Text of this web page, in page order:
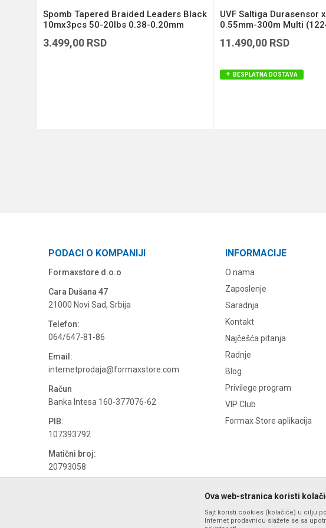
Spomb Tapered Braided Leaders Black
10mx3pcs 50-20lbs 0.38-0.20mm
3.499,00 RSD
UVF Saltiga Durasensor
0.55mm-300m Multi
11.490,00 RSD
BESPLATNA DOSTAVA
PODACI O KOMPANIJI
Formaxstore d.o.o
Cara Dušana 47
21000 Novi Sad, Srbija
Telefon:
064/647-81-86
Email:
internetprodaja@formaxstore.com
Račun
Banka Intesa 160-377076-62
PIB:
107393792
Matični broj:
20793058
INFORMACIJE
O nama
Zaposlenje
Saradnja
Kontakt
Najčešća pitanja
Radnje
Blog
Privilege program
VIP Club
Formax Store aplikacija
Ova web-stranica koristi
Sajt koristi cookies (kolačiće) u cilju
Internet prodavnicu slažete se sa